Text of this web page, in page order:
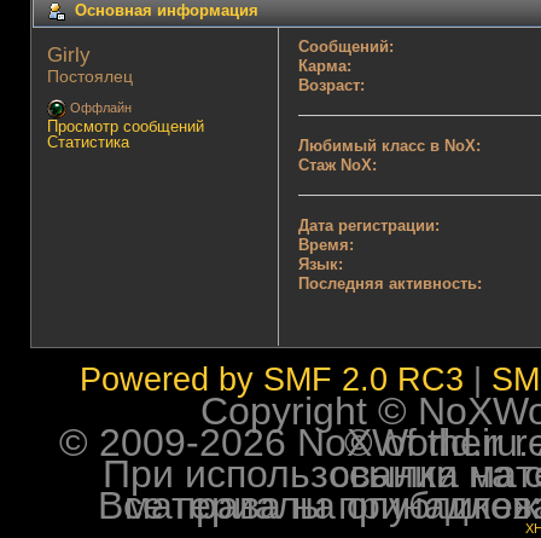
Основная информация
Girly
Постоялец
Оффлайн
Просмотр сообщений
Статистика
Сообщений:
Карма:
Возраст:
Любимый класс в NoX:
Стаж NoX:
Дата регистрации:
Время:
Язык:
Последняя активность:
Powered by SMF 2.0 RC3
Copyright ©
© 2009-2026 NoXWorld.ru. All
При использовании
Все права на опубликованные на форуме